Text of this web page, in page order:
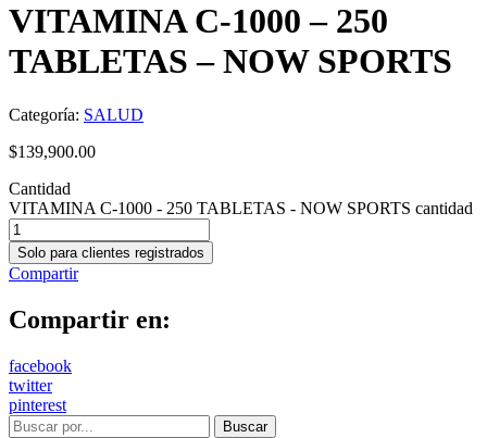
VITAMINA C-1000 – 250
TABLETAS – NOW SPORTS
Categoría: SALUD
$139,900.00
Cantidad
VITAMINA C-1000 - 250 TABLETAS - NOW SPORTS cantidad
Solo para clientes registrados
Compartir
Compartir en:
facebook
twitter
pinterest